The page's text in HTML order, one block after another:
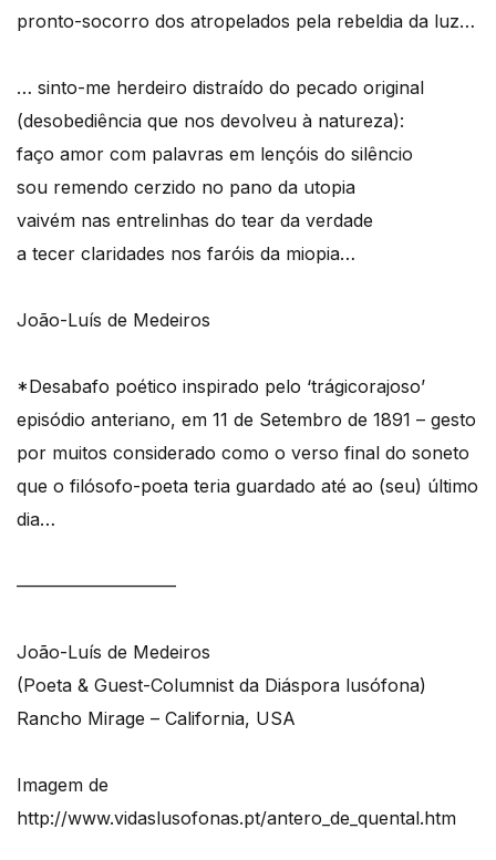
pronto-socorro dos atropelados pela rebeldia da luz…
… sinto-me herdeiro distraído do pecado original
(desobediência que nos devolveu à natureza):
faço amor com palavras em lençóis do silêncio
sou remendo cerzido no pano da utopia
vaivém nas entrelinhas do tear da verdade
a tecer claridades nos faróis da miopia…
João-Luís de Medeiros
*Desabafo poético inspirado pelo ‘trágicorajoso’
episódio anteriano, em 11 de Setembro de 1891 – gesto
por muitos considerado como o verso final do soneto
que o filósofo-poeta teria guardado até ao (seu) último
dia…
—————————
João-Luís de Medeiros
(Poeta & Guest-Columnist da Diáspora lusófona)
Rancho Mirage – California, USA
Imagem de
http://www.vidaslusofonas.pt/antero_de_quental.htm